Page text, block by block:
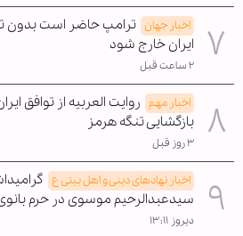
اخبار جهان ترامپ حاضر است بدون
ایران خارج شود
۲ ساعت قبل
اخبار مهم روایت العربیه از توافق
بازگشایی تنگه هرمز
۳ روز قبل
اخبار نهادهای دینی و اهل بیتی ع
سیدعبدالرحیم موسوی در حرم
دیروز ۱۳:۱۱